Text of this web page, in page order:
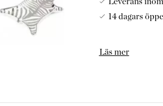
14 dagars
Läs mer